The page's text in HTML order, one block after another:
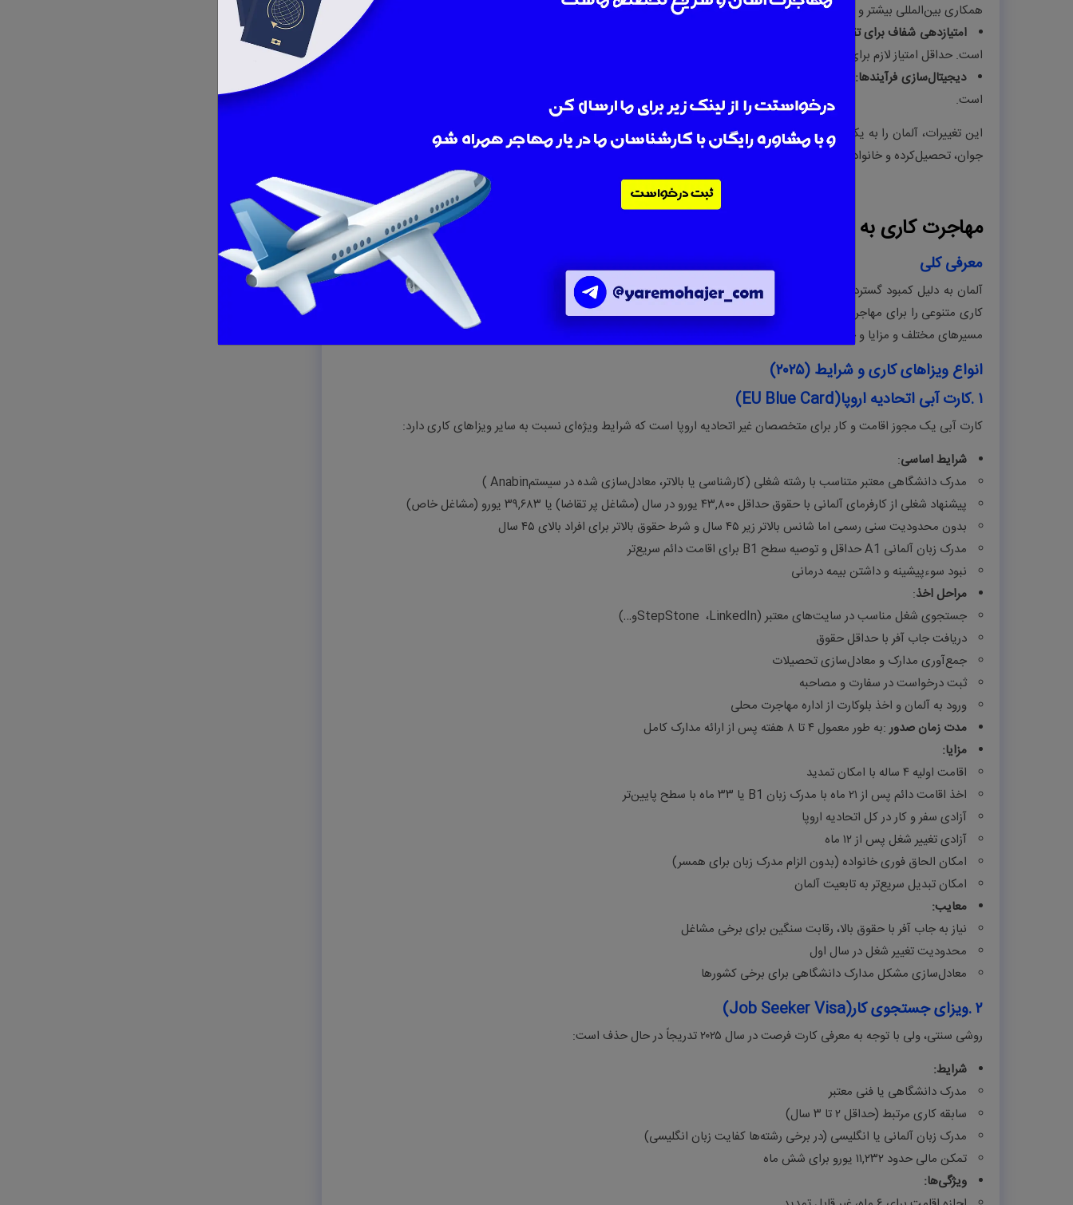
همکاری بین‌المللی بیشتر و قوانین بازگشت سریع‌تر اعمال شد.
امتیازدهی شفاف برای تقاضای ویزای کار
سیستم جدید امتیازی بر اساس مدرک، سابقه شغلی، زبان، سن و سابقه اقامت قبلی اجرا شده
است. حداقل امتیاز لازم برای کارت فرصت
دیجیتال‌سازی فرآیندها:
است.
این تغییرات، آلمان را به یکی از مدرن‌ترین و منعطف‌ترین مقاصد مهاجرتی اروپا تبدیل کرده و فرصت‌های بیشتری خصوصاً برای نیروهای
جوان، تحصیل‌کرده و خانواده‌های تازه‌وارد فراهم ساخته‌اند
مهاجرت کاری به آلمان
معرفی کلی
آلمان به دلیل کمبود گسترده نیروی کار ماهر در رشته‌هایی همچونIT، مهندسی، پزشکی، ساخت‌وساز، تکنسین‌های فنی و ...، مسیرهای
کاری متنوعی را برای مهاجران باز نگه داشته است. مهاجرت کاری در حال حاضر جذاب‌ترین و مطمئن‌ترین کانال ورود به آلمان، برخوردار از
مسیرهای مختلف و مزایا و چالش‌های متفاوت است.
انواع ویزاهای کاری و شرایط (۲۰۲۵
(
۱.کارت آبی اتحادیه اروپا(EU Blue Card)
کارت آبی یک مجوز اقامت و کار برای متخصصان غیر اتحادیه اروپا است که شرایط ویژه‌ای نسبت به سایر ویزاهای کاری دارد:
شرایطاساسی:
مدرک دانشگاهی معتبر متناسب با رشته شغلی (کارشناسی یا بالاتر، معادل‌سازی شده در سیستمAnabin
)
پیشنهاد شغلی از کارفرمای آلمانی با حقوق حداقل ۴۳,۸۰۰ یورو در سال (مشاغل پر تقاضا) یا ۳۹,۶۸۳ یورو (مشاغل خاص)
بدون محدودیت سنی رسمی اما شانس بالاتر زیر۴۵ سال و شرط حقوق بالاتر برای افراد بالای ۴۵ سال
مدرک زبان آلمانی A1حداقل و توصیه سطح B1 برای اقامت دائم سریع‌تر
نبود سوءپیشینه و داشتن بیمه درمانی
مراحل اخذ:
جستجوی شغل مناسب در سایت‌های معتبر (
LinkedIn، StepStoneو…
)
دریافت جاب آفر با حداقل حقوق
جمع‌آوری مدارک و معادل‌سازی تحصیلات
ثبت درخواست در سفارت و مصاحبه
ورود به آلمان و اخذ بلوکارت از اداره مهاجرت محلی
مدت زمان صدور:به طور معمول ۴ تا ۸ هفته پس از ارائه مدارک کامل
مزایا:
اقامت اولیه ۴ ساله با امکان تمدید
اخذ اقامت دائم پس از ۲۱ ماه با مدرک زبان
B1 یا ۳۳ ماه با سطح پایین‌تر
آزادی سفر و کار در کل اتحادیه اروپا
آزادی تغییر شغل پس از ۱۲ ماه
امکان الحاق فوری خانواده (بدون الزام مدرک زبان برای همسر)
امکان تبدیل سریع‌تر به تابعیت آلمان
معایب:
نیاز به جاب آفر با حقوق بالا، رقابت سنگین برای برخی مشاغل
محدودیت تغییر شغل در سال اول
معادل‌سازی مشکل مدارک دانشگاهی برای برخی کشورها
۲.ویزای جستجوی کار(Job Seeker Visa)
روشی سنتی، ولی با توجه به معرفی کارت فرصت در سال ۲۰۲۵ تدریجاً در حال حذف است
:
شرایط:
مدرک دانشگاهی یا فنی معتبر
سابقه کاری مرتبط (حداقل ۲ تا ۳ سال)
مدرک زبان آلمانی یا انگلیسی (در برخی رشته‌ها کفایت زبان انگلیسی)
تمکن مالی حدود ۱۱,۲۳۲ یورو برای شش ماه
ویژگی‌ها: